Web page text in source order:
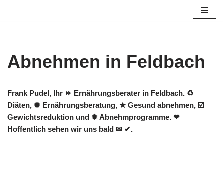
Abnehmen in Feldbach
Frank Pudel, Ihr ⏩ Ernährungsberater in Feldbach. ♻
Diäten, ✺ Ernährungsberatung, ★ Gesund abnehmen, ☑️
Gewichtsreduktion und ✹ Abnehmprogramme. ❤
Hoffentlich sehen wir uns bald ✉ ✔.